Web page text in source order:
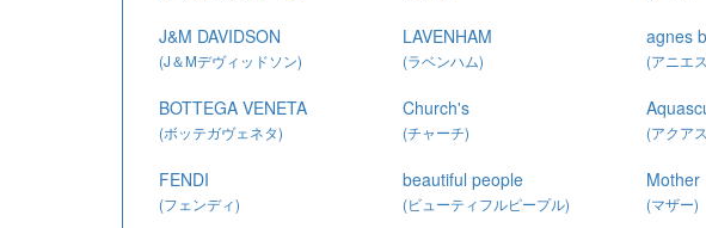
J&M DAVIDSON
(J＆Mデヴィッドソン)
LAVENHAM
(ラベンハム)
agnes
(アニエ
BOTTEGA VENETA
(ボッテガヴェネタ)
Church's
(チャーチ) (アクア
FENDI
(フェンディ)
beautiful people
(ビューティフルピープル)
Mother
(マザー)